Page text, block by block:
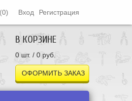
Вход Регистрация
(0)
В КОРЗИНЕ
0 шт. / 0 руб.
ОФОРМИТЬ ЗАКАЗ